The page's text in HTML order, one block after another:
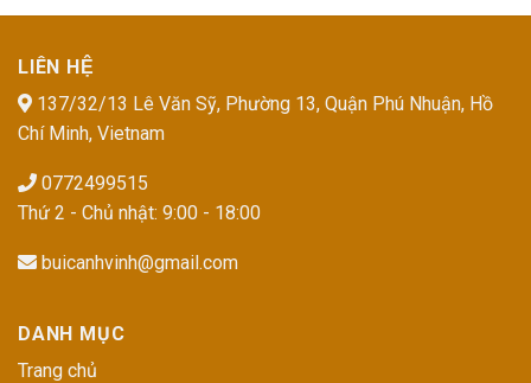
LIÊN HỆ
137/32/13 Lê Văn Sỹ, Phường 13, Quận Phú Nhuận, Hồ
Chí Minh, Vietnam
0772499515
Thứ 2 - Chủ nhật: 9:00 - 18:00
buicanhvinh@gmail.com
DANH MỤC
Trang chủ